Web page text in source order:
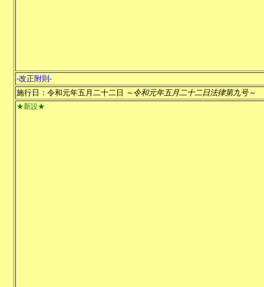
-改正附則-
施行日：令和元年五月二十二日 ～令和元年五月二十二日法律第九号～
★新設★